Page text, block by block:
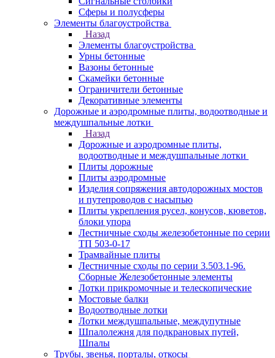
Сферы и полусферы
Элементы благоустройства
Назад
Элементы благоустройства
Урны бетонные
Вазоны бетонные
Скамейки бетонные
Ограничители бетонные
Декоративные элементы
Дорожные и аэродромные плиты, водоотводные и
междушпальные лотки
Назад
Дорожные и аэродромные плиты,
водоотводные и междушпальные лотки
Плиты дорожные
Плиты аэродромные
Изделия сопряжения автодорожных мостов
и путепроводов с насыпью
Плиты укрепления русел, конусов, кюветов,
блоки упора
Лестничные сходы железобетонные по серии
ТП 503-0-17
Трамвайные плиты
Лестничные сходы по серии 3.503.1-96.
Сборные Железобетонные элементы
Лотки прикромочные и телескопические
Мостовые балки
Водоотводные лотки
Лотки междушпальные, междупутные
Шпалолежня для подкрановых путей,
Шпалы
Трубы, звенья, порталы, откосы